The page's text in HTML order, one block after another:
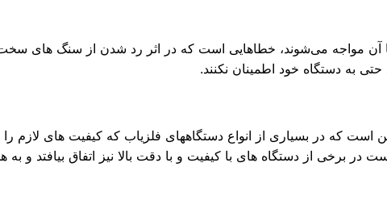
آن مواجه می‌شوند، خطاهایی است که در اثر رد شدن از سنگ های
به دستگاه خود اطمینان نکنند.
است که در بسیاری از انواع دستگاههای فلزیاب که کیفیت های لازم
برخی از دستگاه های با کیفیت و با دقت بالا نیز اتفاق بیافتد و